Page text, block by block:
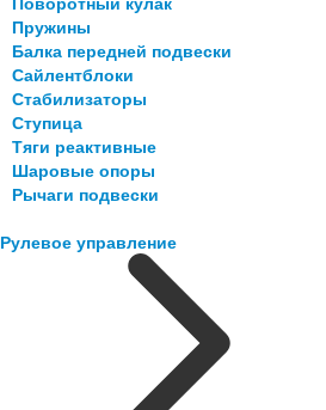
Пружины
Балка передней подвески
Сайлентблоки
Стабилизаторы
Ступица
Тяги реактивные
Шаровые опоры
Рычаги подвески
Рулевое управление